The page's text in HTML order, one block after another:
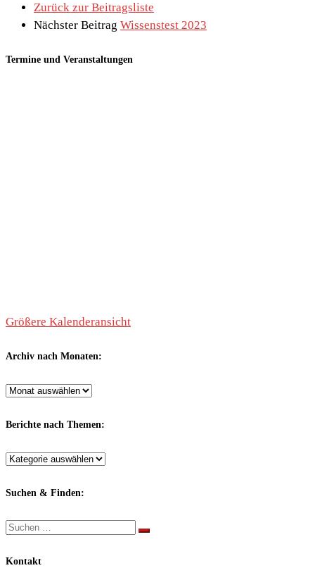
Zurück zur Beitragsliste
Nächster Beitrag Wissenstest 2023
Termine und Veranstaltungen
Größere Kalenderansicht
Archiv nach Monaten:
Archiv
Monaten:
Berichte nach Themen:
Berichte
Themen:
Suchen & Finden:
Suche
Suchen …
Kontakt